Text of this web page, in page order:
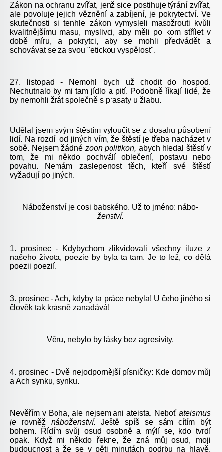
Zákon na ochranu zvířat, jenž sice postihuje týrání zvířat,
ale povoluje jejich věznění a zabíjení, je pokrytectví. Ve
skutečnosti si tenhle zákon vymysleli masožrouti kvůli
kvalitnějšímu masu, myslivci, aby měli po kom střílet v
době míru, a pokrytci, aby se mohli předvádět a
schovávat se za svou "etickou vyspělost".
27. listopad - Nemohl bych už chodit do hospod.
Nechutnalo by mi tam jídlo a pití. Podobně říkají lidé, že
by nemohli žrát společně s prasaty u žlabu.
Udělal jsem svým štěstím vyloučit se z dosahu působení
lidí. Na rozdíl od jiných vím, že štěstí je třeba nacházet v
sobě. Nejsem žádné zoon politikon, abych hledal štěstí v
tom, že mi někdo pochválí oblečení, postavu nebo
povahu. Nemám zaslepenost těch, kteří své štěstí
vyžadují po jiných.
Náboženství je cosi babského. Už to jméno: nábo-
ženství.
1. prosinec - Kdybychom zlikvidovali všechny iluze z
našeho života, poezie by byla ta tam. Je to lež, co dělá
poezii poezií.
3. prosinec - Ach, kdyby ta práce nebyla! U čeho jiného si
člověk tak krásně zanadává!
Věru, nebylo by lásky bez agresivity.
4. prosinec - Dvě nejodpornější písničky: Kde domov můj
a Ach synku, synku.
Nevěřím v Boha, ale nejsem ani ateista. Neboť ateismus
je rovněž náboženství. Ještě spíš se sám cítím být
bohem. Řídím svůj osud osobně a mýlí se, kdo tvrdí
opak. Když mi někdo řekne, že zná můj osud, moji
budoucnost a že se v pěti minutách podrbu na hlavě,